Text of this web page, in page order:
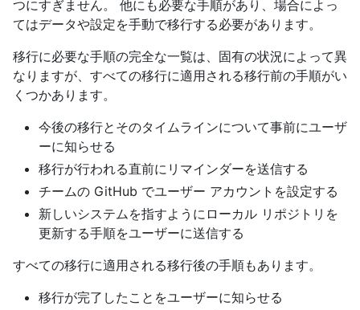
つにすぎません。 他にも必要な手順があり、場合によっ
てはデータや設定を手動で移行する必要があります。
移行に必要な手順の完全な一覧は、固有の状況によって異
なりますが、すべての移行に適用される移行前の手順がい
くつかあります。
今後の移行とそのタイムラインについて事前にユーザ
ーに知らせる
移行が行われる直前にリマインダーを送信する
チームの GitHub でユーザー アカウントを設定する
新しいシステムを指すようにローカル リポジトリを
更新する手順をユーザーに送信する
すべての移行に適用される移行後の手順もあります。
移行が完了したことをユーザーに知らせる